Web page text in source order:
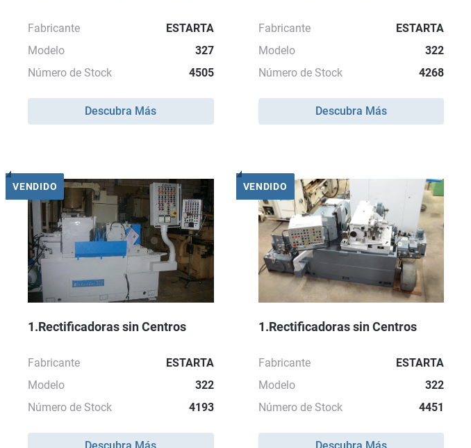
Fabricante
ESTARTA
Modelo
327
Número de Stock
4505
Descubra Más
Fabricante
ESTARTA
Modelo
322
Número de Stock
4268
Descubra Más
VENDIDO
1.Rectificadoras sin Centros
Fabricante
ESTARTA
Modelo
322
Número de Stock
4193
VENDIDO
1.Rectificadoras sin Centros
Fabricante
ESTARTA
Modelo
322
Número de Stock
4451